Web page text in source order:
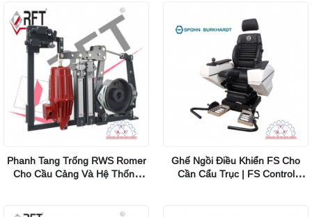
Phanh Tang Trống RWS Romer
Cho Cầu Cảng Và Hệ Thống
Ghế Ngồi Điều Khiển FS Cho
Cần Cẩu Trục | FS Control